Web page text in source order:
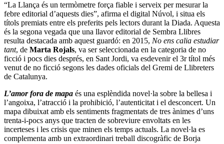
“La Llança és un termòmetre força fiable i serveix per mesurar la
febre editorial d’aquests dies”, afirma el digital Núvol, i situa els
títols premiats entre els preferits pels lectors durant la Diada. Aquesta
és la segona vegada que una llavor editorial de Sembra Llibres
resulta destacada amb aquest guardó: en 2015, No ens calia estudiar
tant, de Marta Rojals, va ser seleccionada en la categoria de no
ficció i pocs dies després, en Sant Jordi, va esdevenir el 3r títol més
venut de no ficció segons les dades oficials del Gremi de Llibreters
de Catalunya.
L’amor fora de mapa és una esplèndida novel·la sobre la bellesa i
l’angoixa, l’atracció i la prohibició, l’autenticitat i el desconcert. Un
mapa dibuixat amb els sentiments fragmentats de tres ànimes d’uns
trenta-i-pocs anys que tracten de sobreviure envoltats en les
incerteses i les crisis que minen els temps actuals. La novel·la es
complementa amb un extraordinari treball discogràfic de Borja